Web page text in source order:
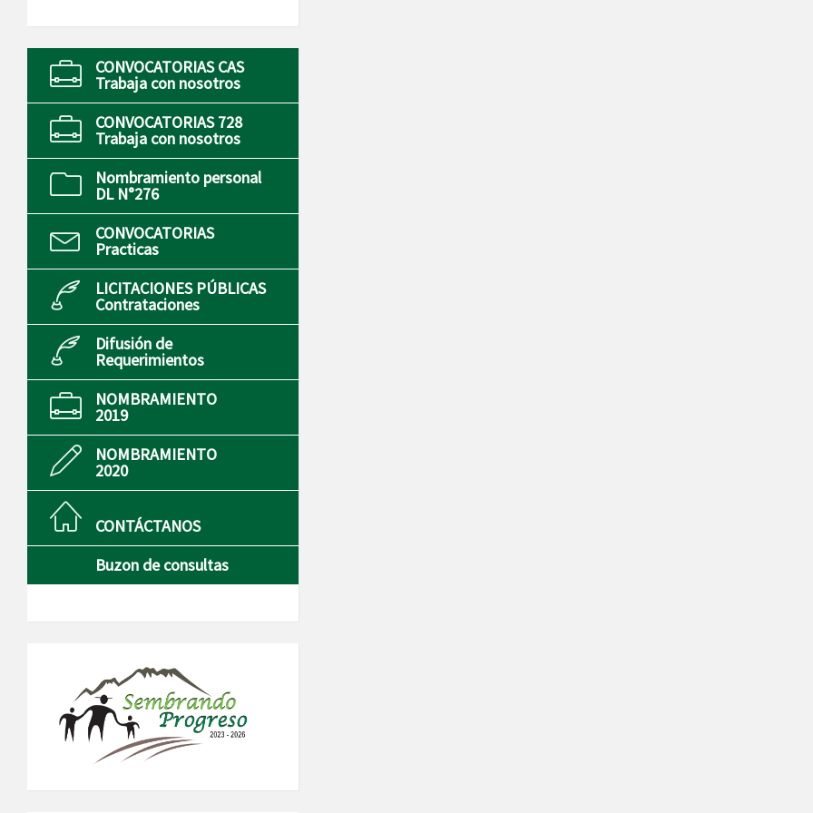
CONVOCATORIAS CAS
Trabaja con nosotros
CONVOCATORIAS 728
Trabaja con nosotros
Nombramiento personal
DL N°276
CONVOCATORIAS
Practicas
LICITACIONES PÚBLICAS
Contrataciones
Difusión de
Requerimientos
NOMBRAMIENTO
2019
NOMBRAMIENTO
2020
CONTÁCTANOS
Buzon de consultas